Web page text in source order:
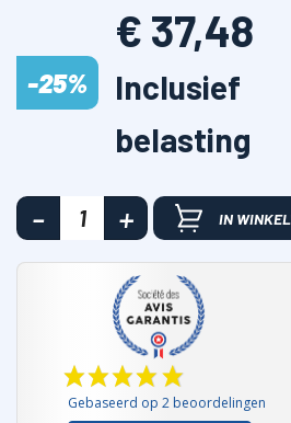
-25%
€ 37,48
Inclusief
belasting
IN
Gebaseerd op 2 beoordelingen